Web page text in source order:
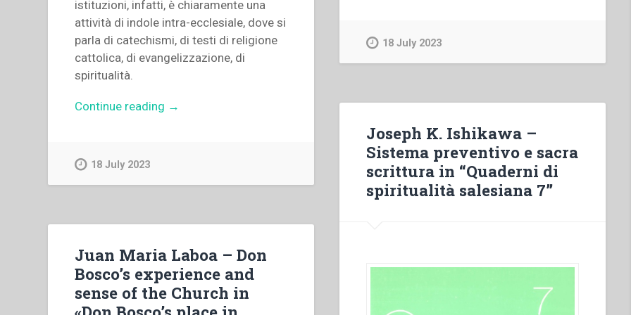
istituzioni, infatti, è chiaramente una
attività di indole intra-ecclesiale, dove si
parla di catechismi, di testi di religione
cattolica, di evangelizzazione, di
spiritualità.
Continue reading “Mario
un
centro
e
un’editrice
a
→
18 July 2023
per
i
perdenti
nella
vita-
terra
grosso”
18 July 2023
Joseph K. Ishikawa –
Sistema preventivo e sacra
scrittura in “Quaderni di
spiritualità salesiana 7”
Juan Maria Laboa – Don
Bosco’s experience and
sense of the Church in